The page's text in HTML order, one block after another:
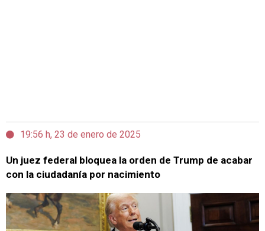
19:56 h, 23 de enero de 2025
Un juez federal bloquea la orden de Trump de acabar
con la ciudadanía por nacimiento